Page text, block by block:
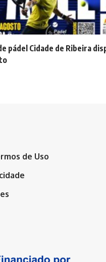
pádel Cidade de Ribeira
de Uso